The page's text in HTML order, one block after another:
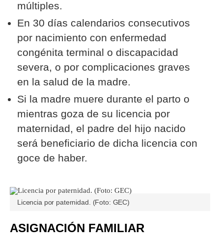
múltiples.
En 30 días calendarios consecutivos
por nacimiento con enfermedad
congénita terminal o discapacidad
severa, o por complicaciones graves
en la salud de la madre.
Si la madre muere durante el parto o
mientras goza de su licencia por
maternidad, el padre del hijo nacido
será beneficiario de dicha licencia con
goce de haber.
Licencia por paternidad. (Foto: GEC)
ASIGNACIÓN FAMILIAR